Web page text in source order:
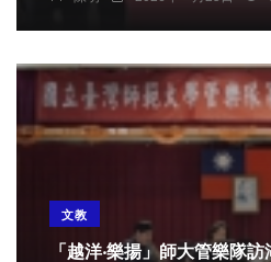
文教
「越洋‧樂揚」師大管樂隊